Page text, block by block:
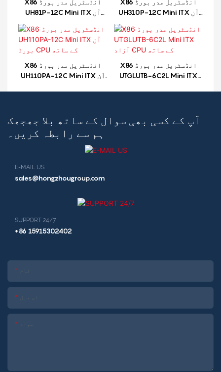
X86 انڈسٹریل مدر بورڈ
UH81P-12C Mini ITX آن
X86 انڈسٹریل مدر بورڈ
UH310P-12C Mini ITX آن
X86 انڈسٹریل مدر بورڈ
UH110PA-12C Mini ITX آن
X86 انڈسٹریل مدر بورڈ
UTGLUTB-6C2L Mini ITX
آپ کے کسی بھی سوال کے ساتھ بلا جھجھک
ہم سے رابطہ کریں۔
E-MAIL US
sales@hongzhougroup.com
SUPPORT 24/7
+86 15915302402
نام
ای میل
مواد